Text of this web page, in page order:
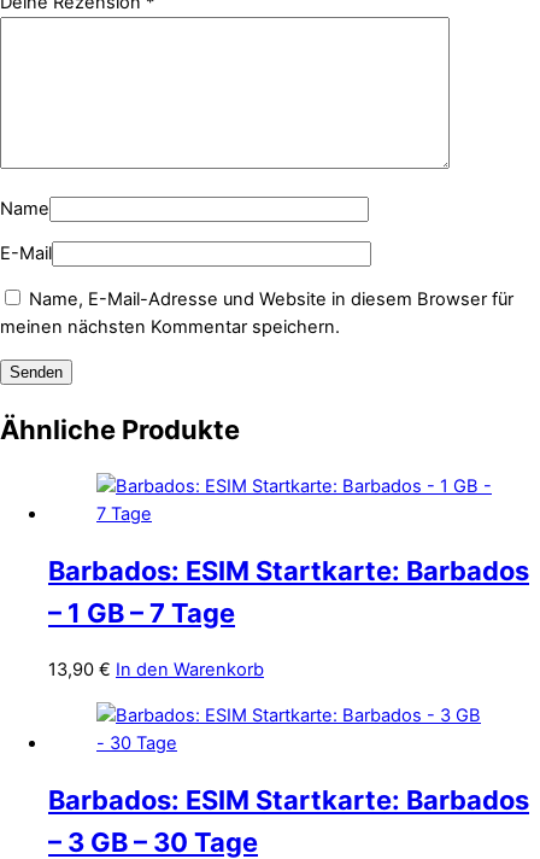
Name
E-Mail
Name, E-Mail-Adresse und Website in diesem Browser für
meinen nächsten Kommentar speichern.
Ähnliche Produkte
Barbados: ESIM Startkarte: Barbados
– 1 GB – 7 Tage
13,90 € In den Warenkorb
Barbados: ESIM Startkarte: Barbados
– 3 GB – 30 Tage